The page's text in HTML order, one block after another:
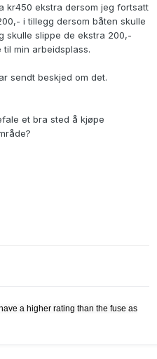
kr450 ekstra dersom jeg fortsatt
i tillegg dersom båten skulle
skulle slippe de ekstra 200,-
min arbeidsplass.
sendt beskjed om det.
et bra sted å kjøpe
a higher rating than the fuse as